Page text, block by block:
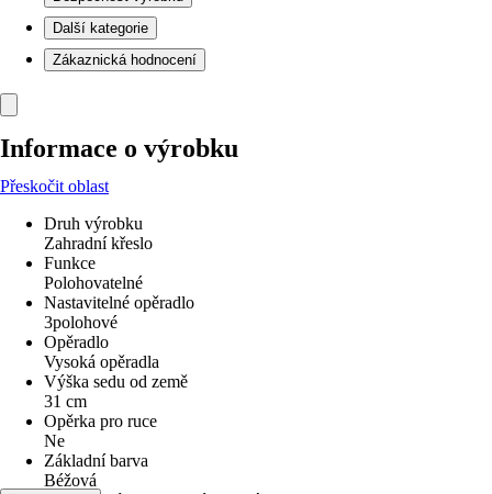
Další kategorie
Zákaznická hodnocení
Informace o výrobku
Přeskočit oblast
Druh výrobku
Zahradní křeslo
Funkce
Polohovatelné
Nastavitelné opěradlo
3polohové
Opěradlo
Vysoká opěradla
Výška sedu od země
31 cm
Opěrka pro ruce
Ne
Základní barva
Béžová